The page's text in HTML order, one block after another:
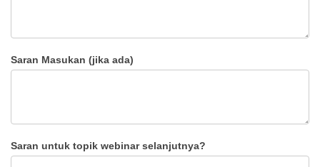
Saran Masukan (jika ada)
Saran untuk topik webinar selanjutnya?